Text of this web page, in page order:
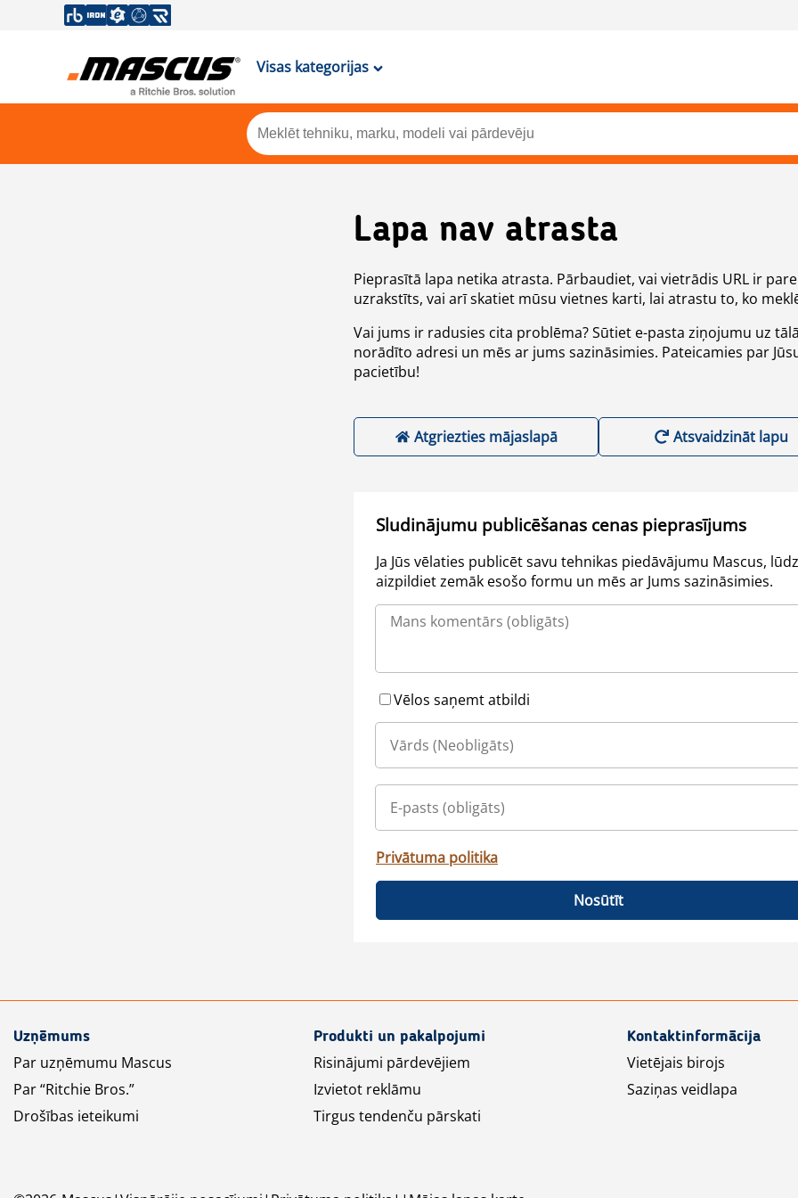
Visas kategorijas
Lapa nav atrasta
Pieprasītā lapa netika atrasta. Pārbaudiet, vai vietrādis URL ir
uzrakstīts, vai arī skatiet mūsu vietnes karti, lai atrastu to, ko
Vai jums ir radusies cita problēma? Sūtiet e-pasta ziņojumu uz
norādīto adresi un mēs ar jums sazināsimies. Pateicamies par
pacietību!
Atgriezties mājaslapā Atsvaidzināt lapu
Sludinājumu publicēšanas cenas pieprasījums
Ja Jūs vēlaties publicēt savu tehnikas piedāvājumu Mascus,
aizpildiet zemāk esošo formu un mēs ar Jums sazināsimies.
Vēlos saņemt atbildi
Privātuma politika
Nosūtīt
Uzņēmums
Par uzņēmumu Mascus
Par “Ritchie Bros.”
Drošības ieteikumi
Produkti un pakalpojumi
Risinājumi pārdevējiem
Izvietot reklāmu
Tirgus tendenču pārskati
Kontaktinformācija
Vietējais birojs
Saziņas veidlapa